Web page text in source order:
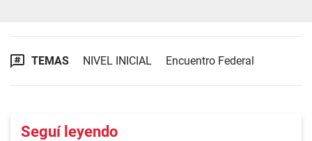
TEMAS NIVEL INICIAL Encuentro Federal
Seguí leyendo